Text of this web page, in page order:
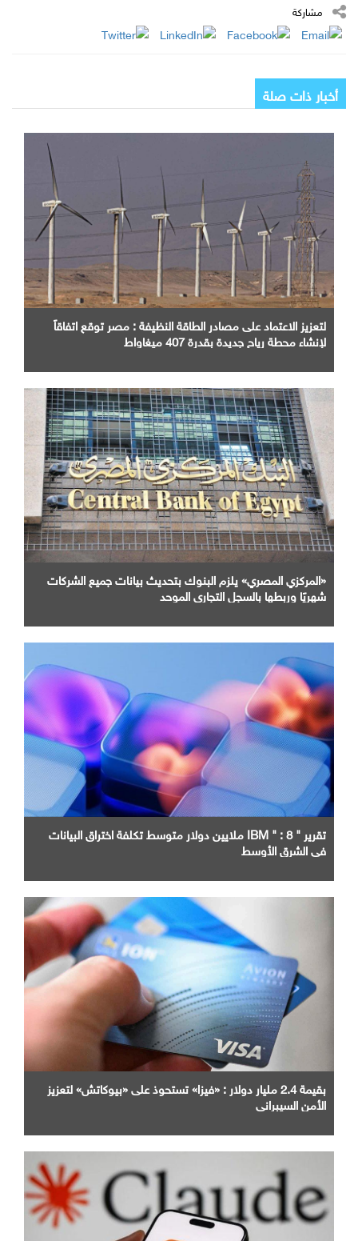
مشاركة
أخبار ذات صلة
لتعزيز الاعتماد على مصادر الطاقة النظيفة : مصر توقع اتفاقاً
لإنشاء محطة رياح جديدة بقدرة 407 ميغاواط
«المركزي المصري» يلزم البنوك بتحديث بيانات جميع الشركات
شهريًا وربطها بالسجل التجاري الموحد
تقرير " IBM " : 8 ملايين دولار متوسط تكلفة اختراق البيانات
في الشرق الأوسط
بقيمة 2.4 مليار دولار : «فيزا» تستحوذ على «بيوكاتش» لتعزيز
الأمن السيبراني